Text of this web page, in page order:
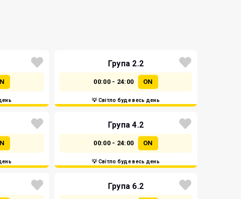
Група 2.2
00:00 - 24:00 ON
💡 Світло буде весь день
Група 4.2
00:00 - 24:00 ON
💡 Світло буде весь день
Група 6.2